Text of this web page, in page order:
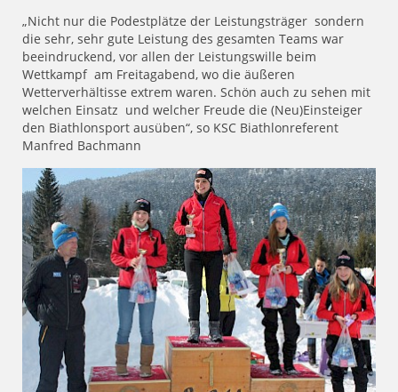
„Nicht nur die Podestplätze der Leistungsträger sondern
die sehr, sehr gute Leistung des gesamten Teams war
beeindruckend, vor allen der Leistungswille beim
Wettkampf am Freitagabend, wo die äußeren
Wetterverhältisse extrem waren. Schön auch zu sehen mit
welchen Einsatz und welcher Freude die (Neu)Einsteiger
den Biathlonsport ausüben“, so KSC Biathlonreferent
Manfred Bachmann